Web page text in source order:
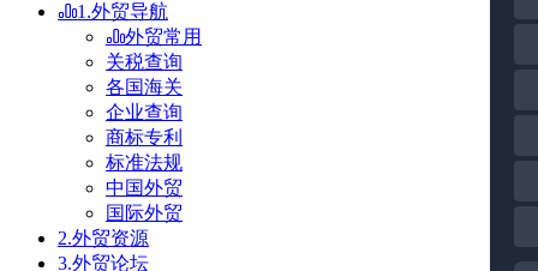
1.外贸导航
外贸常用
关税查询
各国海关
企业查询
商标专利
标准法规
中国外贸
国际外贸
2.外贸资源
3.外贸论坛